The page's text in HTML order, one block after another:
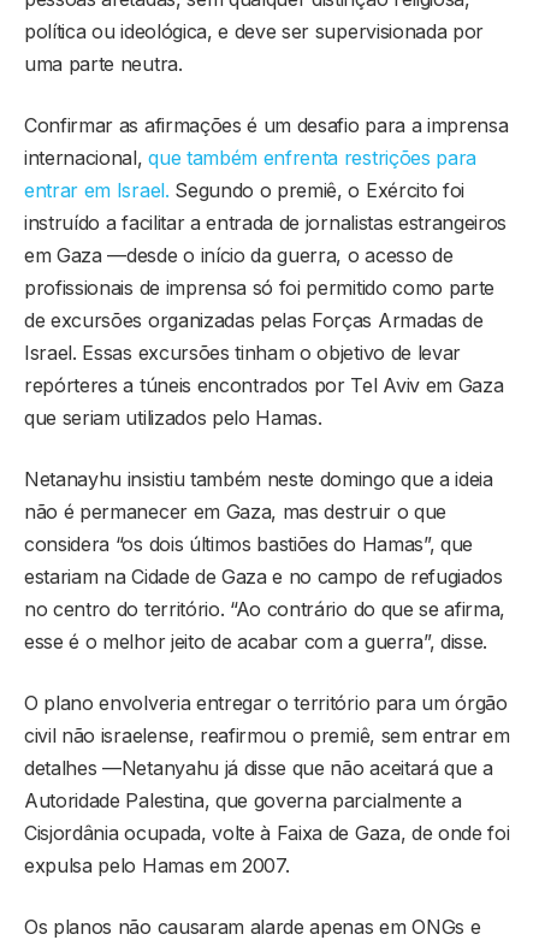
política ou ideológica, e deve ser supervisionada por
uma parte neutra.
Confirmar as afirmações é um desafio para a imprensa
internacional, que também enfrenta restrições para
entrar em Israel. Segundo o premiê, o Exército foi
instruído a facilitar a entrada de jornalistas estrangeiros
em Gaza —desde o início da guerra, o acesso de
profissionais de imprensa só foi permitido como parte
de excursões organizadas pelas Forças Armadas de
Israel. Essas excursões tinham o objetivo de levar
repórteres a túneis encontrados por Tel Aviv em Gaza
que seriam utilizados pelo Hamas.
Netanayhu insistiu também neste domingo que a ideia
não é permanecer em Gaza, mas destruir o que
considera “os dois últimos bastiões do Hamas”, que
estariam na Cidade de Gaza e no campo de refugiados
no centro do território. “Ao contrário do que se afirma,
esse é o melhor jeito de acabar com a guerra”, disse.
O plano envolveria entregar o território para um órgão
civil não israelense, reafirmou o premiê, sem entrar em
detalhes —Netanyahu já disse que não aceitará que a
Autoridade Palestina, que governa parcialmente a
Cisjordânia ocupada, volte à Faixa de Gaza, de onde foi
expulsa pelo Hamas em 2007.
Os planos não causaram alarde apenas em ONGs e